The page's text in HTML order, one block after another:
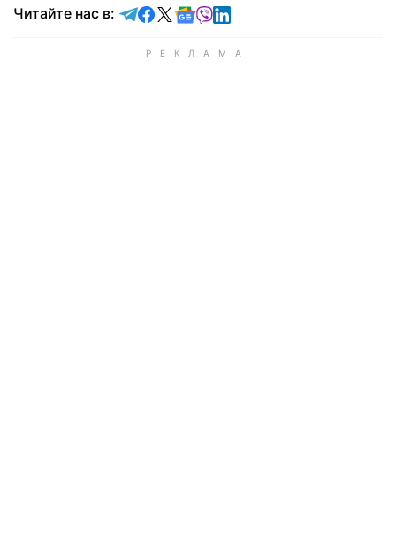
Читайте нас в: Читайте в Telegram
Читайте в Facebook
Читайте в X
Читайте в Google news
Читайте в Viber
Читайте в LinkedIn